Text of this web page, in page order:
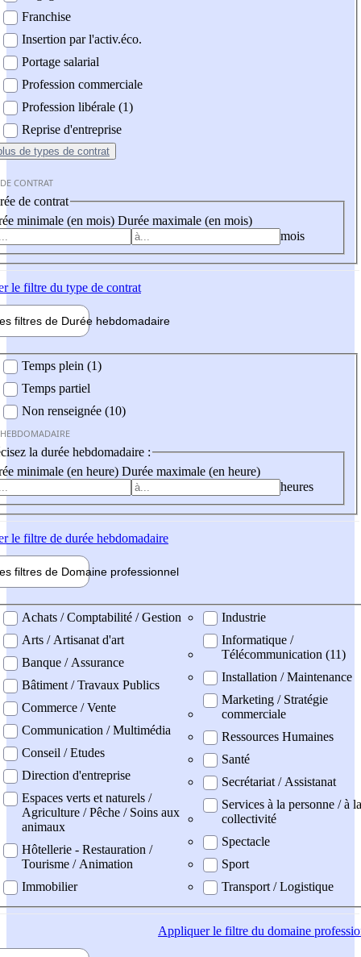
Franchise
Insertion par l'activ.éco.
Portage salarial
Profession commerciale
Profession libérale (1)
Reprise d'entreprise
de types de contrat
CONTRAT
de contrat
minimale (en mois) Durée maximale (en mois)
mois
le filtre du type de contrat
filtres de Durée hebdomadaire
Temps plein (1)
Temps partiel
Non renseignée (10)
la durée hebdomadaire :
minimale (en heure) Durée maximale (en heure)
heures
le filtre de durée hebdomadaire
filtres de Domaine professionnel
professionel
Achats / Comptabilité / Gestion
Arts / Artisanat d'art
Banque / Assurance
Bâtiment / Travaux Publics
Commerce / Vente
Communication / Multimédia
Conseil / Etudes
Direction d'entreprise
Espaces verts et naturels /
Agriculture / Pêche / Soins aux
animaux
Hôtellerie - Restauration /
Tourisme / Animation
Immobilier
Industrie
Informatique /
Télécommunication (11)
Installation / Maintenance
Marketing / Stratégie
commerciale
Ressources Humaines
Santé
Secrétariat / Assistanat
Services à la personne / à la
collectivité
Spectacle
Sport
Transport / Logistique
Appliquerle filtre du domaine